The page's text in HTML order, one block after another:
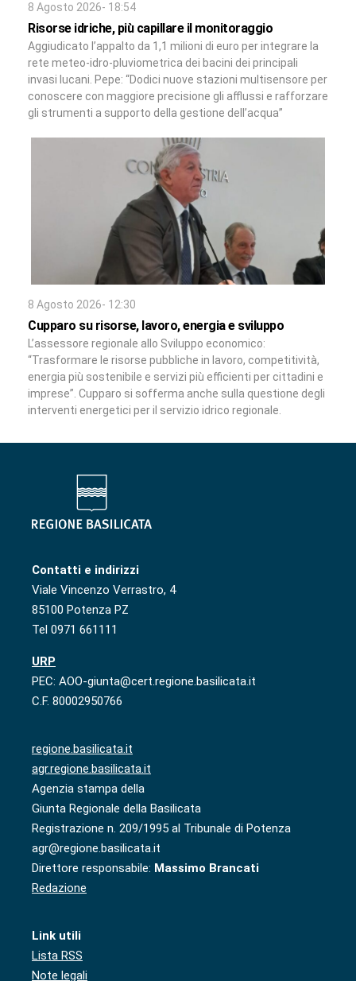
8 Agosto 2026- 18:54
Risorse idriche, più capillare il monitoraggio
Aggiudicato l’appalto da 1,1 milioni di euro per integrare la
rete meteo-idro-pluviometrica dei bacini dei principali
invasi lucani. Pepe: “Dodici nuove stazioni multisensore per
conoscere con maggiore precisione gli afflussi e rafforzare
gli strumenti a supporto della gestione dell’acqua”
8 Agosto 2026- 12:30
Cupparo su risorse, lavoro, energia e sviluppo
L’assessore regionale allo Sviluppo economico:
“Trasformare le risorse pubbliche in lavoro, competitività,
energia più sostenibile e servizi più efficienti per cittadini e
imprese”. Cupparo si sofferma anche sulla questione degli
interventi energetici per il servizio idrico regionale.
Contatti e indirizzi
Viale Vincenzo Verrastro, 4
85100 Potenza PZ
Tel 0971 661111
URP
PEC: AOO-giunta@cert.regione.basilicata.it
C.F. 80002950766
regione.basilicata.it
agr.regione.basilicata.it
Agenzia stampa della
Giunta Regionale della Basilicata
Registrazione n. 209/1995 al Tribunale di Potenza
agr@regione.basilicata.it
Direttore responsabile: Massimo Brancati
Redazione
Link utili
Lista RSS
Note legali